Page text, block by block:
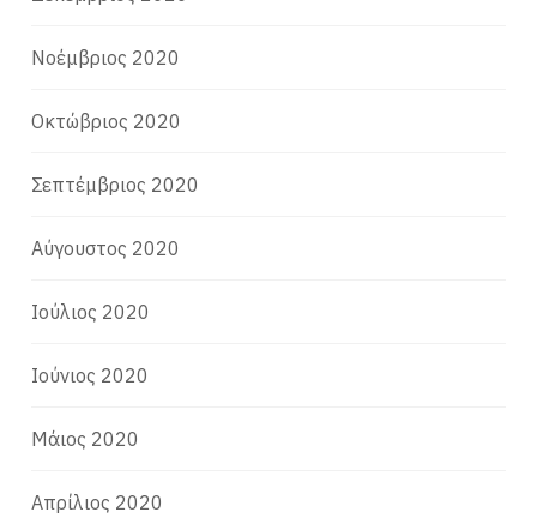
Νοέμβριος 2020
Οκτώβριος 2020
Σεπτέμβριος 2020
Αύγουστος 2020
Ιούλιος 2020
Ιούνιος 2020
Μάιος 2020
Απρίλιος 2020